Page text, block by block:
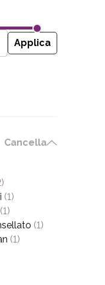
Applica
Cancella
(1)
(1)
(1)
(1)